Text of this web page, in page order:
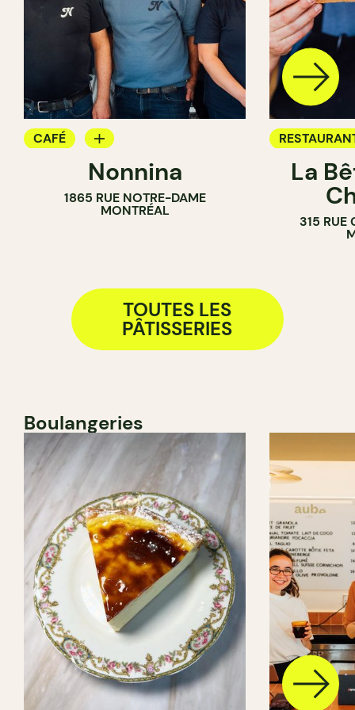
CAFÉ
PÂTISSERIE
BOULANGERIE
Nonnina
1865 RUE NOTRE-DAME
MONTRÉAL
CAFÉ
PÂTISSERIE
La
315 RUE
TOUTES LES
PÂTISSERIES
Boulangeries